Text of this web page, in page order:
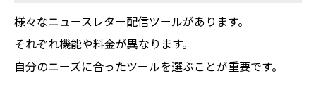
様々なニュースレター配信ツールがあります。
それぞれ機能や料金が異なります。
自分のニーズに合ったツールを選ぶことが重要です。